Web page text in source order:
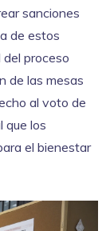
sanciones
de estos
proceso
de las mesas
al voto de
que los
el bienestar